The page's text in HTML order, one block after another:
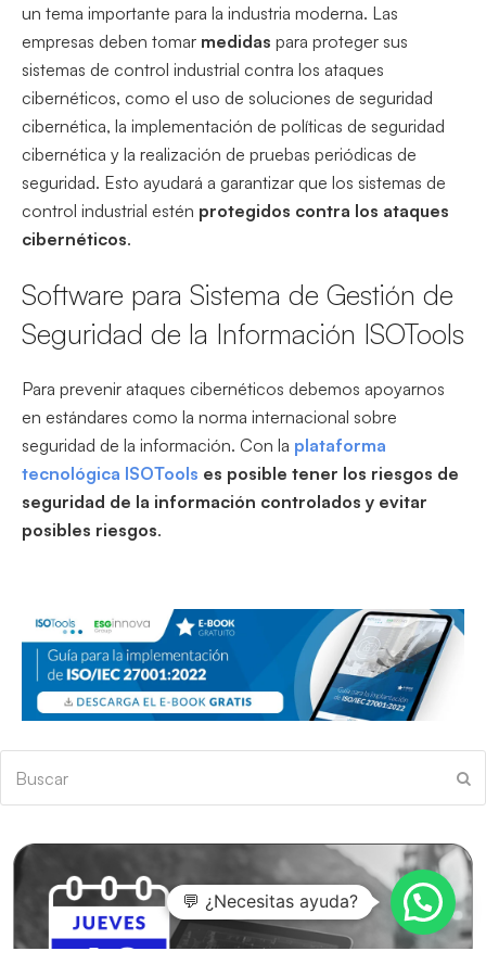
un tema importante para la industria moderna. Las
empresas deben tomar medidas para proteger sus
sistemas de control industrial contra los ataques
cibernéticos, como el uso de soluciones de seguridad
cibernética, la implementación de políticas de seguridad
cibernética y la realización de pruebas periódicas de
seguridad. Esto ayudará a garantizar que los sistemas de
control industrial estén protegidos contra los ataques
cibernéticos.
Software para Sistema de Gestión de
Seguridad de la Información ISOTools
Para prevenir ataques cibernéticos debemos apoyarnos
en estándares como la norma internacional sobre
seguridad de la información. Con la plataforma
tecnológica ISOTools es posible tener los riesgos de
seguridad de la información controlados y evitar
posibles riesgos.
💬 ¿Necesitas ayuda?